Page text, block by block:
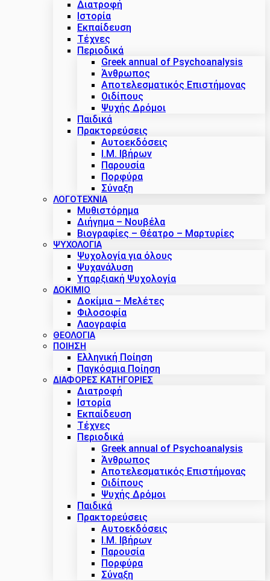
Διατροφή
Ιστορία
Εκπαίδευση
Τέχνες
Περιοδικά
Greek annual of Psychoanalysis
Άνθρωπος
Αποτελεσματικός Επιστήμονας
Οιδίπους
Ψυχής Δρόμοι
Παιδικά
Πρακτoρεύσεις
Αυτοεκδόσεις
Ι.Μ. Ιβήρων
Παρουσία
Πορφύρα
Σύναξη
ΛΟΓΟΤΕΧΝΙΑ
Μυθιστόρημα
Διήγημα – Νουβέλα
Βιογραφίες – Θέατρο – Μαρτυρίες
ΨΥΧΟΛΟΓΙΑ
Ψυχολογία για όλους
Ψυχανάλυση
Υπαρξιακή Ψυχολογία
ΔΟΚΊΜΙΟ
Δοκίμια – Μελέτες
Φιλοσοφία
Λαογραφία
ΘΕΟΛΟΓΙΑ
ΠΟΙΗΣΗ
Ελληνική Ποίηση
Παγκόσμια Ποίηση
ΔΙΑΦΟΡΕΣ ΚΑΤΗΓΟΡΙΕΣ
Διατροφή
Ιστορία
Εκπαίδευση
Τέχνες
Περιοδικά
Greek annual of Psychoanalysis
Άνθρωπος
Αποτελεσματικός Επιστήμονας
Οιδίπους
Ψυχής Δρόμοι
Παιδικά
Πρακτoρεύσεις
Αυτοεκδόσεις
Ι.Μ. Ιβήρων
Παρουσία
Πορφύρα
Σύναξη